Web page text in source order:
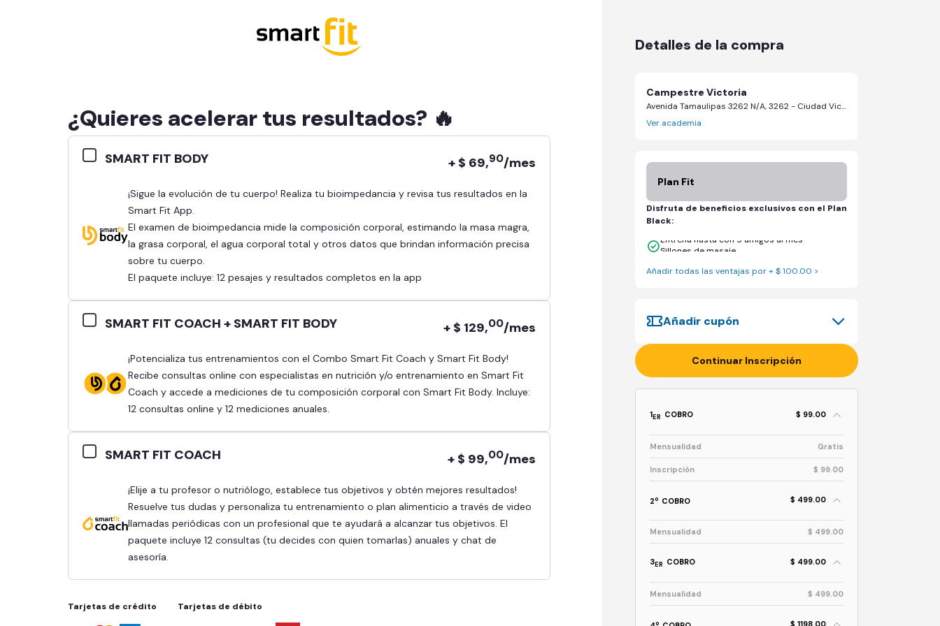
¿Quieres acelerar tus resultados? 🔥
SMART FIT BODY + $ 69,90/mes
¡Sigue la evolución de tu cuerpo! Realiza tu bioimpedancia y revisa tus resultados en la
Smart Fit App.
El examen de bioimpedancia mide la composición corporal, estimando la masa magra,
la grasa corporal, el agua corporal total y otros datos que brindan información precisa
sobre tu cuerpo.
El paquete incluye: 12 pesajes y resultados completos en la app
SMART FIT COACH + SMART FIT BODY + $ 129,00/mes
¡Potencializa tus entrenamientos con el Combo Smart Fit Coach y Smart Fit Body!
Recibe consultas online con especialistas en nutrición y/o entrenamiento en Smart Fit
Coach y accede a mediciones de tu composición corporal con Smart Fit Body. Incluye:
12 consultas online y 12 mediciones anuales.
SMART FIT COACH + $ 99,00/mes
¡Elije a tu profesor o nutriólogo, establece tus objetivos y obtén mejores resultados!
Resuelve tus dudas y personaliza tu entrenamiento o plan alimenticio a través de video
llamadas periódicas con un profesional que te ayudará a alcanzar tus objetivos. El
paquete incluye 12 consultas (tu decides con quien tomarlas) anuales y chat de
asesoría.
Tarjetas de crédito Tarjetas de débito
Detalles de la compra
Campestre Victoria
Avenida Tamaulipas 3262 N/A, 3262 - Ciudad Victoria, Tamaulipas
Ver academia
Plan Fit
Disfruta de beneficios exclusivos con el Plan
Black:
Entrena hasta con 5 amigos al mes
Sillones de masaje
Añadir todas las ventajas por + $ 100.00 >
Añadir cupón
Continuar Inscripción
1ER COBRO $ 99.00
Mensualidad Gratis
Inscripción $ 99.00
2o COBRO $ 499.00
Mensualidad $ 499.00
3ER COBRO $ 499.00
Mensualidad $ 499.00
o